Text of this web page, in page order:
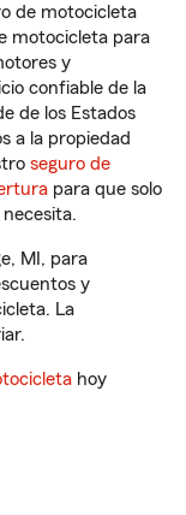
de motocicleta
motocicleta para
y
confiable de la
de los Estados
a la propiedad
seguro de
para que solo
MI, para
y
La
hoy